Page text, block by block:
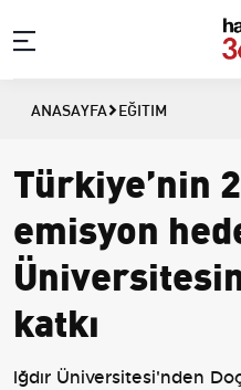
ANASAYFA EĞITIM
Türkiye’nin
emisyon
katkı
Iğdır Üniversitesi'nden